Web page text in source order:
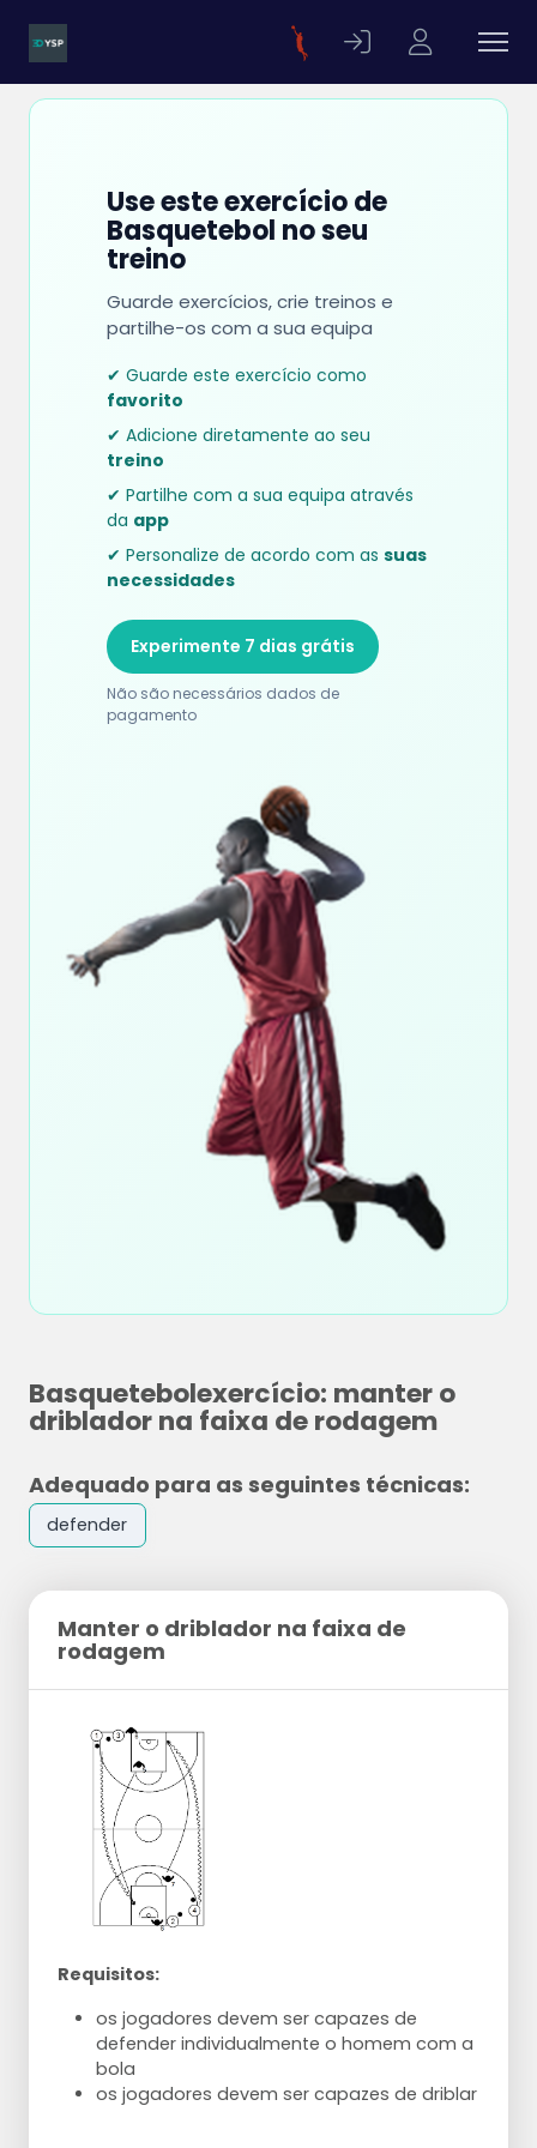
Use este exercício de
Basquetebol no seu
treino
Guarde exercícios, crie treinos e
partilhe-os com a sua equipa
✔ Guarde este exercício como
favorito
✔ Adicione diretamente ao seu
treino
✔ Partilhe com a sua equipa através
da app
✔ Personalize de acordo com as suas
necessidades
Experimente 7 dias grátis
Não são necessários dados de
pagamento
Basquetebolexercício: manter o
driblador na faixa de rodagem
Adequado para as seguintes técnicas:
defender
Manter o driblador na faixa de
rodagem
Requisitos:
os jogadores devem ser capazes de
defender individualmente o homem com a
bola
os jogadores devem ser capazes de driblar